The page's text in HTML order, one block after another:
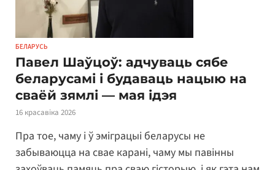
БЕЛАРУСЬ
Павел Шаўцоў: адчуваць сябе
беларусамі і будаваць нацыю на
сваёй зямлі — мая ідэя
16 красавіка 2026
Пра тое, чаму і ў эміграцыі беларусы не
забываюцца на свае карані, чаму мы павінны